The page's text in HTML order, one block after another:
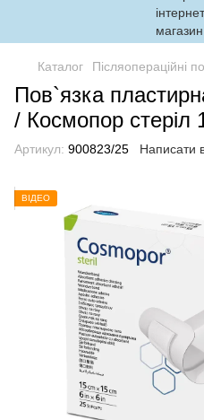
Каталог Післяопераційні
Пов`язка
/ Космопор
Артикул: 900823/25 Написати
ВІДЕО